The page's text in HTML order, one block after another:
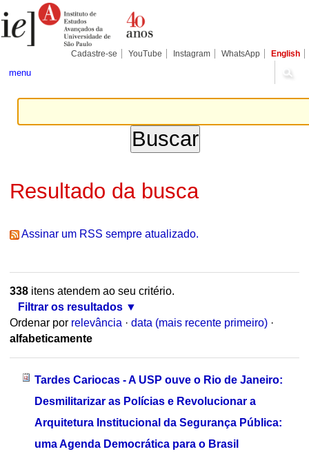
para
conteúdo.
Pessoais
Cadastre-se YouTube Instagram WhatsApp English
menu
Resultado da busca
Assinar um RSS sempre atualizado.
338itens atendem ao seu critério.
Filtrar os resultados
Ordenar por relevância · data (mais recente primeiro) ·
alfabeticamente
Tardes Cariocas - A USP ouve o Rio de Janeiro:
Desmilitarizar as Polícias e Revolucionar a
Arquitetura Institucional da Segurança Pública:
uma Agenda Democrática para o Brasil